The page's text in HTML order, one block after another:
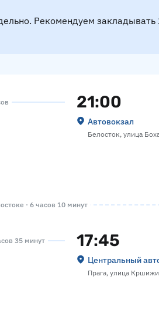
Рекомендуем
21:00
Автовокзал
Белосток, улица
· 6 часов 10 минут
35 минут 17:45
Центральный
Прага, улица